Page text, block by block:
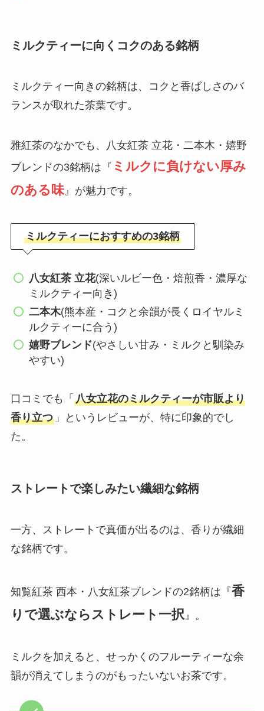
ミルクティーに向くコクのある銘柄
ミルクティー向きの銘柄は、コクと香ばしさのバ
ランスが取れた茶葉です。
雅紅茶のなかでも、八女紅茶 立花・二本木・嬉野
ブレンドの3銘柄は『 ミルクに負けない厚み
のある味』が魅力です。
ミルクティーにおすすめの3銘柄
八女紅茶 立花(深いルビー色・焙煎香・濃厚な
ミルクティー向き)
二本木(熊本産・コクと余韻が長くロイヤルミ
ルクティーに合う)
嬉野ブレンド(やさしい甘み・ミルクと馴染み
やすい)
口コミでも「 八女立花のミルクティーが市販より
香り立つ」というレビューが、特に印象的でし
た。
ストレートで楽しみたい繊細な銘柄
一方、ストレートで真価が出るのは、香りが繊細
な銘柄です。
知覧紅茶 西本・八女紅茶ブレンドの2銘柄は『香
りで選ぶならストレート一択 』。
ミルクを加えると、せっかくのフルーティーな余
韻が消えてしまうのがもったいないお茶です。